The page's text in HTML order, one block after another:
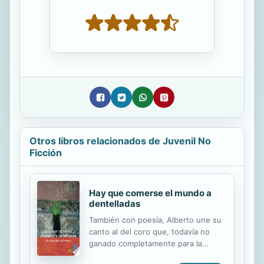
Otros libros relacionados de Juvenil No
Ficción
Hay que comerse el mundo a
dentelladas
También con poesía, Alberto une su
canto al del coro que, todavía no
ganado completamente para la